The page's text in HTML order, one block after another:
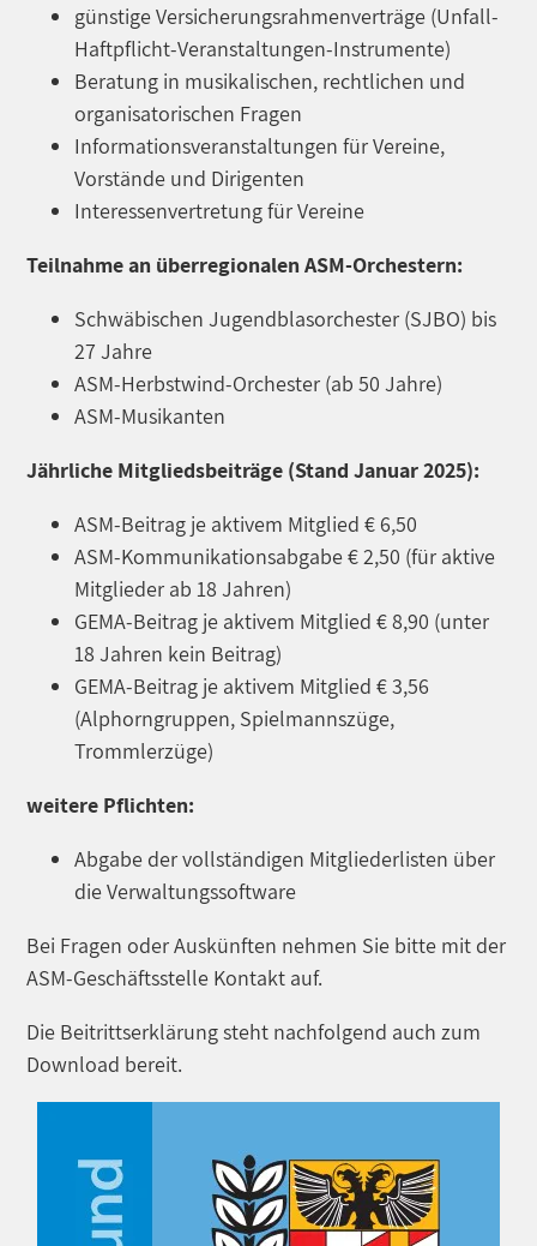
günstige Versicherungsrahmenverträge (Unfall-
Haftpflicht-Veranstaltungen-Instrumente)
Beratung in musikalischen, rechtlichen und
organisatorischen Fragen
Informationsveranstaltungen für Vereine,
Vorstände und Dirigenten
Interessenvertretung für Vereine
Teilnahme an überregionalen ASM-Orchestern:
Schwäbischen Jugendblasorchester (SJBO) bis
27 Jahre
ASM-Herbstwind-Orchester (ab 50 Jahre)
ASM-Musikanten
Jährliche Mitgliedsbeiträge (Stand Januar 2025):
ASM-Beitrag je aktivem Mitglied € 6,50
ASM-Kommunikationsabgabe € 2,50 (für aktive
Mitglieder ab 18 Jahren)
GEMA-Beitrag je aktivem Mitglied € 8,90 (unter
18 Jahren kein Beitrag)
GEMA-Beitrag je aktivem Mitglied € 3,56
(Alphorngruppen, Spielmannszüge,
Trommlerzüge)
weitere Pflichten:
Abgabe der vollständigen Mitgliederlisten über
die Verwaltungssoftware
Bei Fragen oder Auskünften nehmen Sie bitte mit der
ASM-Geschäftsstelle Kontakt auf.
Die Beitrittserklärung steht nachfolgend auch zum
Download bereit.